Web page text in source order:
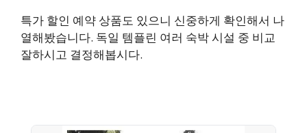
특가 할인 예약 상품도 있으니 신중하게 확인해서 나
열해봤습니다. 독일 템플린 여러 숙박 시설 중 비교
잘하시고 결정해봅시다.